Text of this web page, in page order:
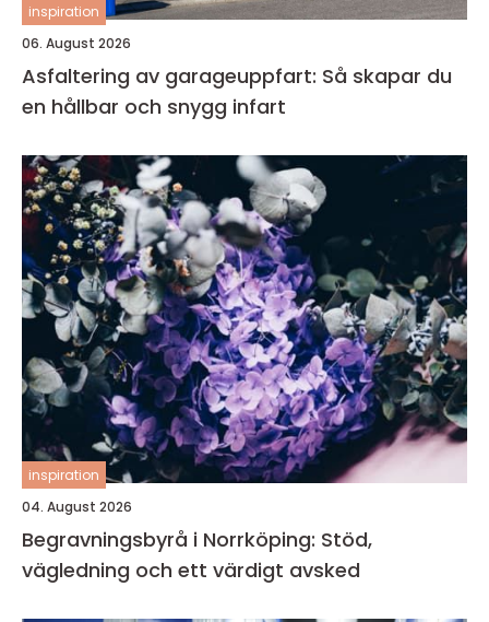
inspiration
06. August 2026
Asfaltering av garageuppfart: Så skapar du
en hållbar och snygg infart
inspiration
04. August 2026
Begravningsbyrå i Norrköping: Stöd,
vägledning och ett värdigt avsked